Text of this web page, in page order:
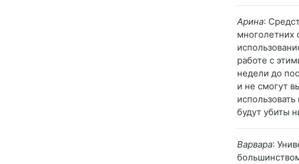
Арина:
многолетних
работе с
недели до
и не смогут
будут убиты
Варвара: